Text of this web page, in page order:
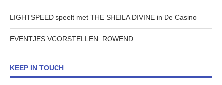
LIGHTSPEED speelt met THE SHEILA DIVINE in De Casino
EVENTJES VOORSTELLEN: ROWEND
KEEP IN TOUCH